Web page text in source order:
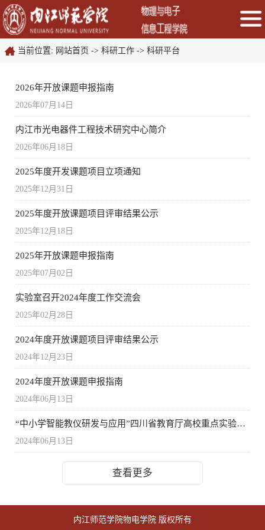
当前位置: 网站首页 -> 科研工作 -> 科研平台
2026年开放课题申报指南
2026年07月14日
内江市光电器件工程技术研究中心简介
2026年06月18日
2025年度开发课题项目立项通知
2025年12月31日
2025年度开放课题项目评审结果公示
2025年12月18日
2025年开放课题申报指南
2025年07月02日
实验室召开2024年度工作交流会
2025年02月28日
2024年度开放课题项目评审结果公示
2024年12月23日
2024年度开放课题申报指南
2024年06月13日
“中小学智能教仪研发与应用”四川省教育厅高校重点实验室简介
2024年06月13日
查看更多
内江师范学院物电学院 版权所有